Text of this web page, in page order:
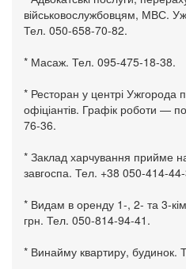
військовослужбовцям, МВС.
Тел. 050-658-70-82.
* Масаж. Тел. 095-475-18-38.
* Ресторан у центрі Ужгорода
офіціантів. Графік роботи —
76-36.
* Заклад харчування прийме
завгоспа. Тел. +38 050-414-
* Видам в оренду 1-, 2- та 3-
грн. Тел. 050-814-94-41.
* Винайму квартиру, будинок.